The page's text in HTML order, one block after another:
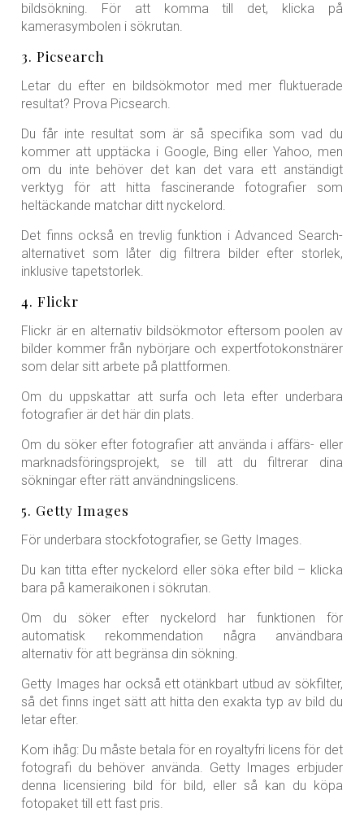
bildsökning. För att komma till det, klicka på
kamerasymbolen i sökrutan.
3. Picsearch
Letar du efter en bildsökmotor med mer fluktuerade
resultat? Prova Picsearch.
Du får inte resultat som är så specifika som vad du
kommer att upptäcka i Google, Bing eller Yahoo, men
om du inte behöver det kan det vara ett anständigt
verktyg för att hitta fascinerande fotografier som
heltäckande matchar ditt nyckelord.
Det finns också en trevlig funktion i Advanced Search-
alternativet som låter dig filtrera bilder efter storlek,
inklusive tapetstorlek.
4. Flickr
Flickr är en alternativ bildsökmotor eftersom poolen av
bilder kommer från nybörjare och expertfotokonstnärer
som delar sitt arbete på plattformen.
Om du uppskattar att surfa och leta efter underbara
fotografier är det här din plats.
Om du söker efter fotografier att använda i affärs- eller
marknadsföringsprojekt, se till att du filtrerar dina
sökningar efter rätt användningslicens.
5. Getty Images
För underbara stockfotografier, se Getty Images.
Du kan titta efter nyckelord eller söka efter bild – klicka
bara på kameraikonen i sökrutan.
Om du söker efter nyckelord har funktionen för
automatisk rekommendation några användbara
alternativ för att begränsa din sökning.
Getty Images har också ett otänkbart utbud av sökfilter,
så det finns inget sätt att hitta den exakta typ av bild du
letar efter.
Kom ihåg: Du måste betala för en royaltyfri licens för det
fotografi du behöver använda. Getty Images erbjuder
denna licensiering bild för bild, eller så kan du köpa
fotopaket till ett fast pris.